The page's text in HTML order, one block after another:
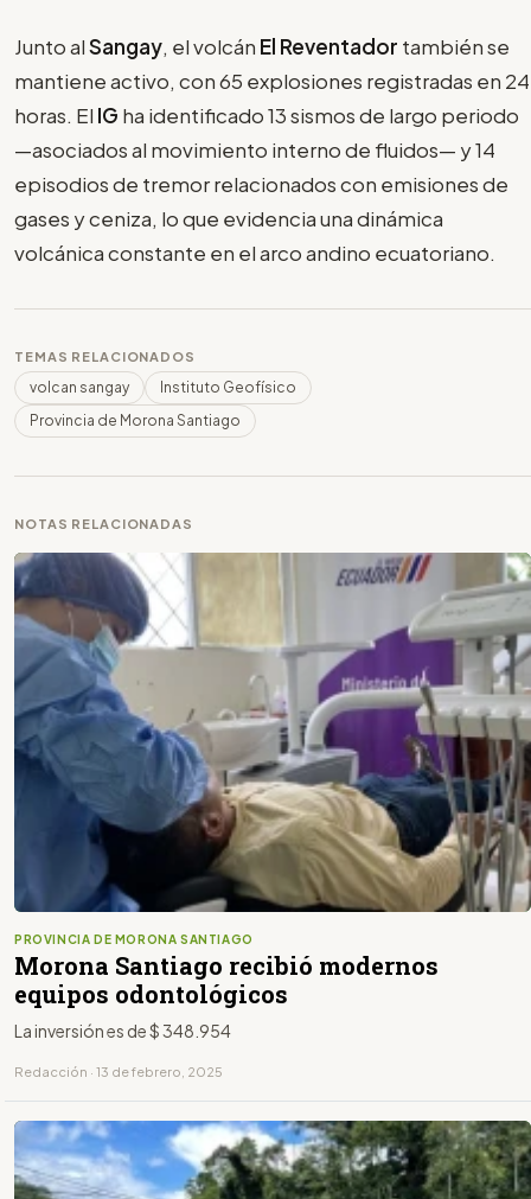
Junto alSangay, el volcán El Reventador también se
mantiene activo, con 65 explosiones registradas en 24
horas. El IG ha identificado 13 sismos de largo periodo
—asociados al movimiento interno de fluidos— y 14
episodios de tremor relacionados con emisiones de
gases y ceniza, lo que evidencia una dinámica
volcánica constante en el arco andino ecuatoriano.
TEMAS RELACIONADOS
volcan sangay
Instituto Geofísico
Provincia de Morona Santiago
NOTAS RELACIONADAS
PROVINCIA DE MORONA SANTIAGO
Morona Santiago recibió modernos
equipos odontológicos
La inversión es de $ 348.954
Redacción · 13 de febrero, 2025